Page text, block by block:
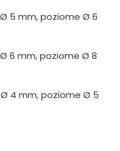
5 mm, poziome Ø 6
6 mm, poziome Ø 8
4 mm, poziome Ø 5